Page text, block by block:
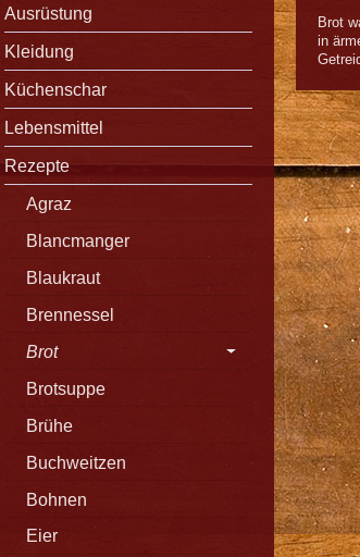
Brot
in
Ausrüstung
Kleidung
Küchenschar
Lebensmittel
Rezepte
Agraz
Blancmanger
Blaukraut
Brennessel
Brot
Brotsuppe
Brühe
Buchweitzen
Bohnen
Eier